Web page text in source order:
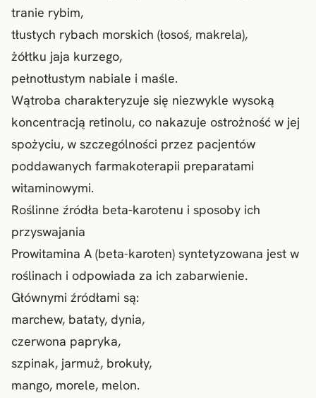
tranie rybim,
tłustych rybach morskich (łosoś, makrela),
żółtku jaja kurzego,
pełnotłustym nabiale i maśle.
Wątroba charakteryzuje się niezwykle wysoką
koncentracją retinolu, co nakazuje ostrożność w jej
spożyciu, w szczególności przez pacjentów
poddawanych farmakoterapii preparatami
witaminowymi.
Roślinne źródła beta-karotenu i sposoby ich
przyswajania
Prowitamina A (beta-karoten) syntetyzowana jest w
roślinach i odpowiada za ich zabarwienie.
Głównymi źródłami są:
marchew, bataty, dynia,
czerwona papryka,
szpinak, jarmuż, brokuły,
mango, morele, melon.